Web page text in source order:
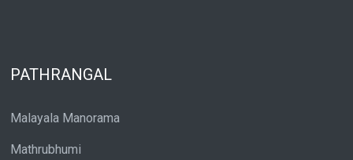
PATHRANGAL
Malayala Manorama
Mathrubhumi